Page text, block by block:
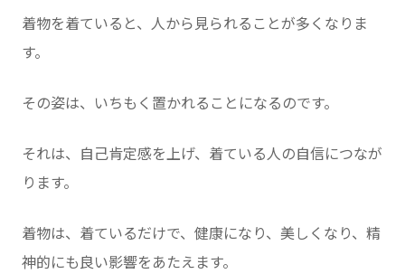
着物を着ていると、人から見られることが多くなりま
す。
その姿は、いちもく置かれることになるのです。
それは、自己肯定感を上げ、着ている人の自信につなが
ります。
着物は、着ているだけで、健康になり、美しくなり、精
神的にも良い影響をあたえます。